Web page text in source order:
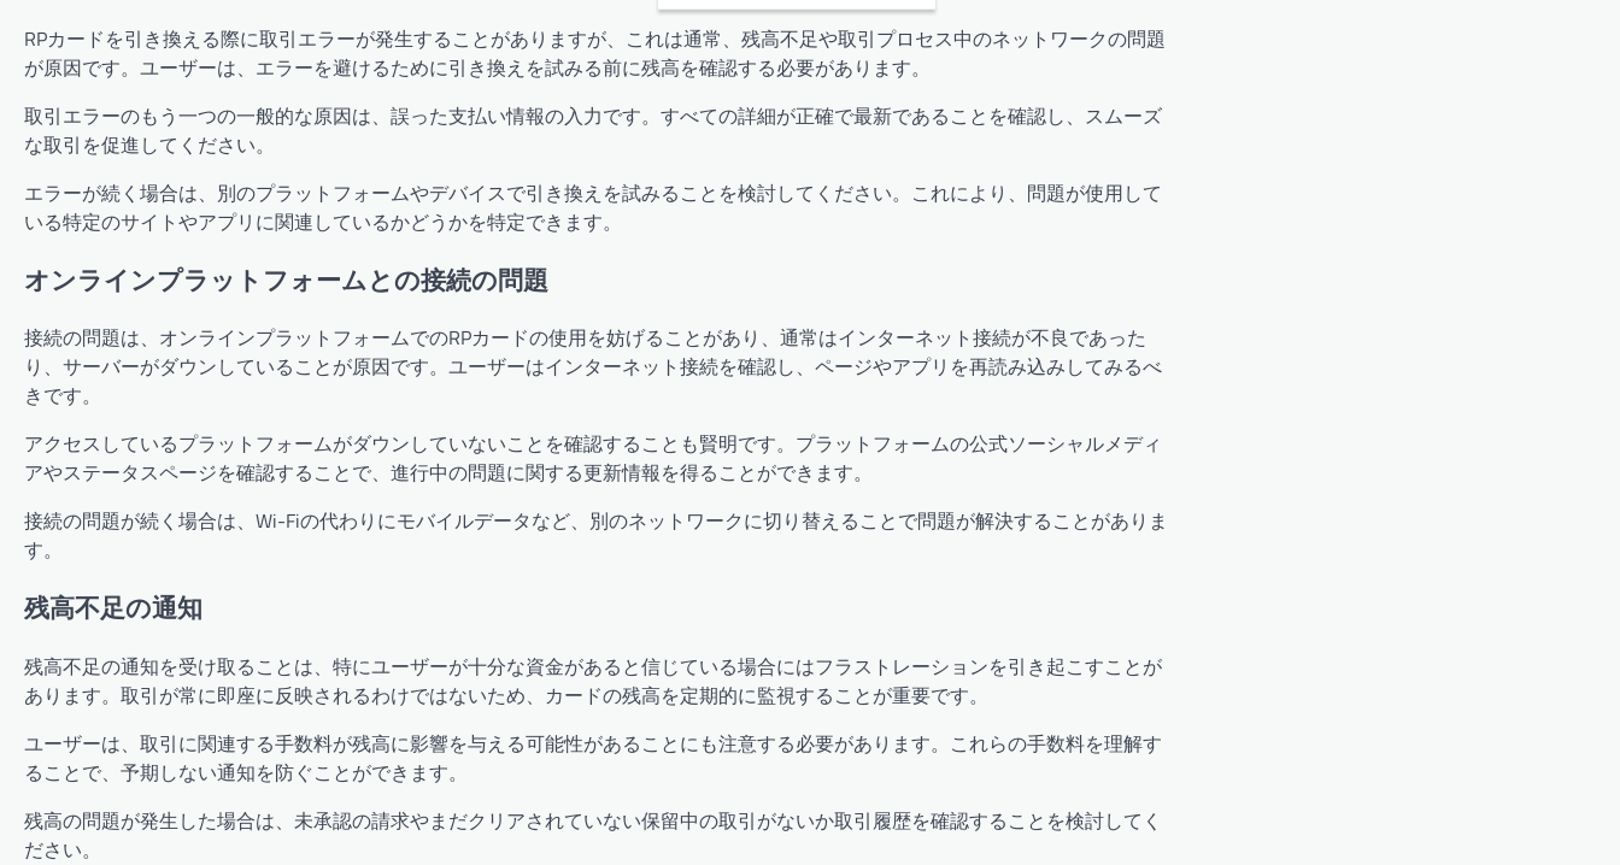
RPカードを引き換える際に取引エラーが発生することがありますが、これは通常、残高不足や取引プロセス中のネットワークの問題
が原因です。ユーザーは、エラーを避けるために引き換えを試みる前に残高を確認する必要があります。
取引エラーのもう一つの一般的な原因は、誤った支払い情報の入力です。すべての詳細が正確で最新であることを確認し、スムーズ
な取引を促進してください。
エラーが続く場合は、別のプラットフォームやデバイスで引き換えを試みることを検討してください。これにより、問題が使用して
いる特定のサイトやアプリに関連しているかどうかを特定できます。
オンラインプラットフォームとの接続の問題
接続の問題は、オンラインプラットフォームでのRPカードの使用を妨げることがあり、通常はインターネット接続が不良であった
り、サーバーがダウンしていることが原因です。ユーザーはインターネット接続を確認し、ページやアプリを再読み込みしてみるべ
きです。
アクセスしているプラットフォームがダウンしていないことを確認することも賢明です。プラットフォームの公式ソーシャルメディ
アやステータスページを確認することで、進行中の問題に関する更新情報を得ることができます。
接続の問題が続く場合は、Wi-Fiの代わりにモバイルデータなど、別のネットワークに切り替えることで問題が解決することがありま
す。
残高不足の通知
残高不足の通知を受け取ることは、特にユーザーが十分な資金があると信じている場合にはフラストレーションを引き起こすことが
あります。取引が常に即座に反映されるわけではないため、カードの残高を定期的に監視することが重要です。
ユーザーは、取引に関連する手数料が残高に影響を与える可能性があることにも注意する必要があります。これらの手数料を理解す
ることで、予期しない通知を防ぐことができます。
残高の問題が発生した場合は、未承認の請求やまだクリアされていない保留中の取引がないか取引履歴を確認することを検討してく
ださい。